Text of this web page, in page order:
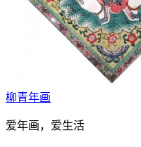
柳青年画
爱年画，爱生活